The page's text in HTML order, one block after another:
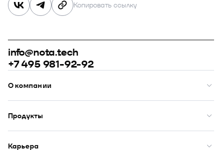
Копировать ссылку
info@nota.tech
+7 495 981-92-92
О компании
О нас
Премии
Рейтинги
Кейсы
Продукты
Модус
Купол
Карьера